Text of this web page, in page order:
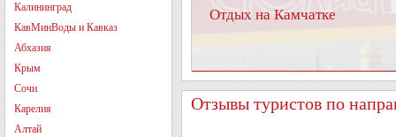
Калининград
КавМинВоды и Кавказ
Абхазия
Крым
Сочи
Карелия
Алтай
Отдых на Камчатке
Отзывы туристов по